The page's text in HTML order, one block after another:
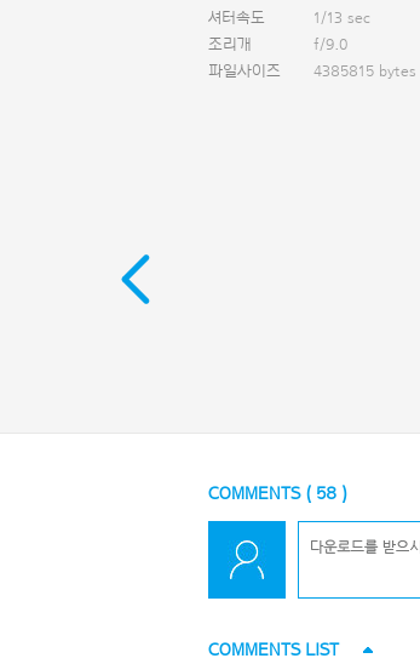
셔터속도
1/13 sec
조리개
f/9.0
파일사이즈
4385815 bytes
COMMENTS ( 58 )
COMMENTS LIST